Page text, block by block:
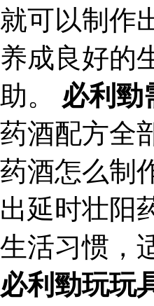
就可以制作
养成良好的
助。 必利勁
药酒配方全
药酒怎么制
出延时壮阳
生活习惯，
必利勁玩玩